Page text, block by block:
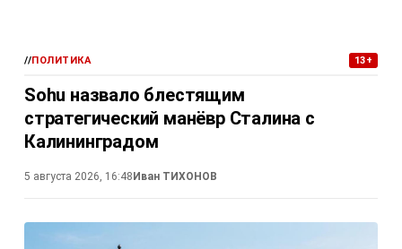
//ПОЛИТИКА 13+
Sohu назвало блестящим
стратегический манёвр Сталина с
Калининградом
5 августа 2026, 16:48 Иван ТИХОНОВ